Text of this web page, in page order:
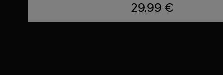
29,99 €